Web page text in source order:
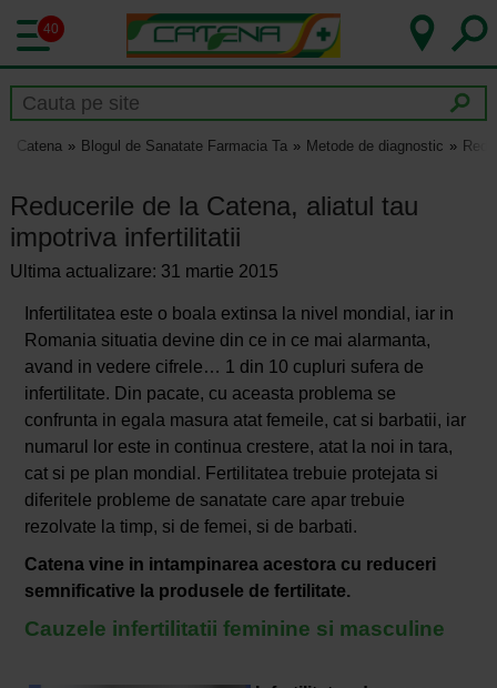
40
Catena Blogul de Sanatate Farmacia Ta Metode de diagnostic
Reducerile de la Catena, aliatul tau
impotriva infertilitatii
Ultima actualizare: 31 martie 2015
Infertilitatea este o boala extinsa la nivel mondial, iar in
Romania situatia devine din ce in ce mai alarmanta,
avand in vedere cifrele… 1 din 10 cupluri sufera de
infertilitate. Din pacate, cu aceasta problema se
confrunta in egala masura atat femeile, cat si barbatii, iar
numarul lor este in continua crestere, atat la noi in tara,
cat si pe plan mondial. Fertilitatea trebuie protejata si
diferitele probleme de sanatate care apar trebuie
rezolvate la timp, si de femei, si de barbati.
Catena vine in intampinarea acestora cu reduceri
semnificative la produsele de fertilitate.
Cauzele infertilitatii feminine si masculine